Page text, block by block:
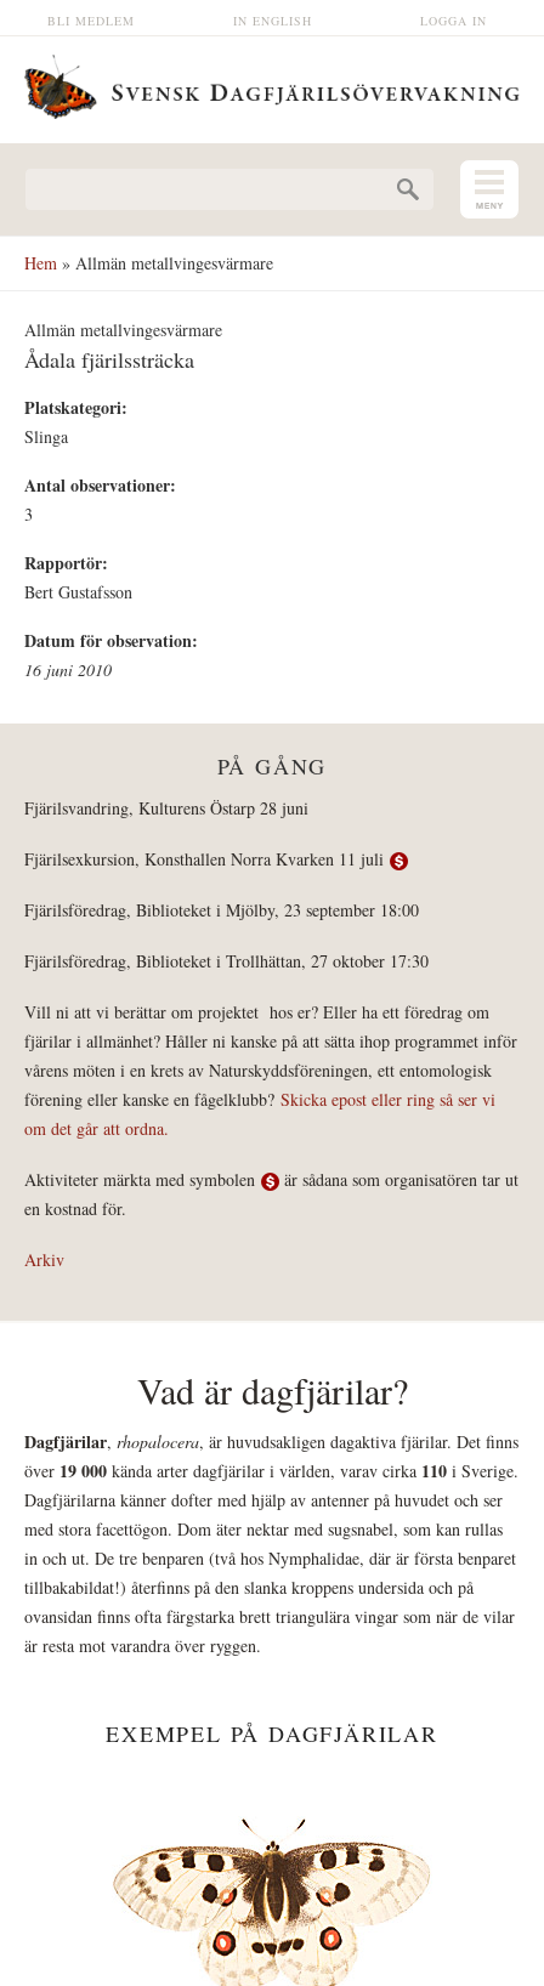
Hoppa till huvudinnehåll LOGGA IN
IN ENGLISH
BLI MEDLEM
Hem » Allmän metallvingesvärmare
Allmän metallvingesvärmare
Ådala fjärilssträcka
Platskategori:
Slinga
Antal observationer:
3
Rapportör:
Bert Gustafsson
Datum för observation:
16 juni 2010
PÅ GÅNG
Fjärilsvandring, Kulturens Östarp 28 juni
Fjärilsexkursion, Konsthallen Norra Kvarken 11 juli
Fjärilsföredrag, Biblioteket i Mjölby, 23 september 18:00
Fjärilsföredrag, Biblioteket i Trollhättan, 27 oktober 17:30
Vill ni att vi berättar om projektet hos er? Eller ha ett föredrag om
fjärilar i allmänhet? Håller ni kanske på att sätta ihop programmet inför
vårens möten i en krets av Naturskyddsföreningen, ett entomologisk
förening eller kanske en fågelklubb? Skicka epost eller ring så ser vi
om det går att ordna.
Aktiviteter märkta med symbolen
är sådana som organisatören tar ut
en kostnad för.
Arkiv
Vad är dagfjärilar?
Dagfjärilar, rhopalocera, är huvudsakligen dagaktiva fjärilar. Det finns
över 19 000 kända arter dagfjärilar i världen, varav cirka 110 i Sverige.
Dagfjärilarna känner dofter med hjälp av antenner på huvudet och ser
med stora facettögon. Dom äter nektar med sugsnabel, som kan rullas
in och ut. De tre benparen (två hos Nymphalidae, där är första benparet
tillbakabildat!) återfinns på den slanka kroppens undersida och på
ovansidan finns ofta färgstarka brett triangulära vingar som när de vilar
är resta mot varandra över ryggen.
EXEMPEL PÅ DAGFJÄRILAR